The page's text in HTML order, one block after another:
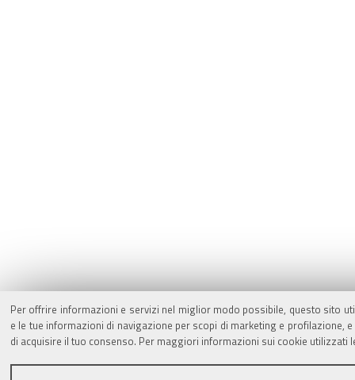
Per offrire informazioni e servizi nel miglior modo possibile, questo sito
e le tue informazioni di navigazione per scopi di marketing e
di acquisire il tuo consenso. Per maggiori informazioni sui cookie utilizzati